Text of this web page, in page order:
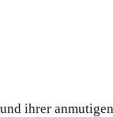
ihrer